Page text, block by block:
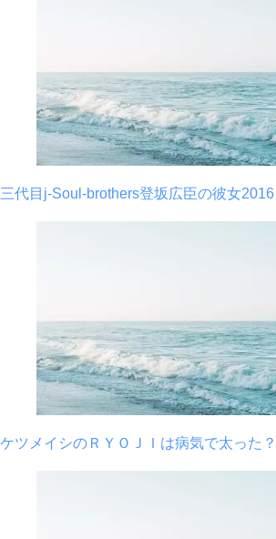
三代目j-Soul-brothers登坂広臣の彼女2016
ケツメイシのＲＹＯＪＩは病気で太った